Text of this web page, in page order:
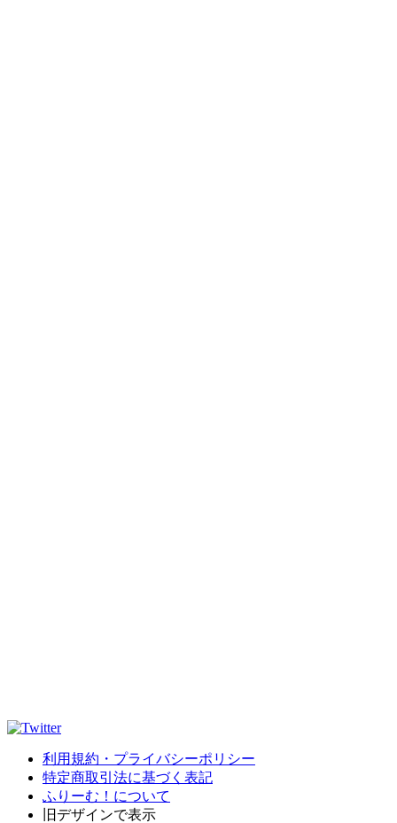
利用規約・プライバシーポリシー
特定商取引法に基づく表記
ふりーむ！について
旧デザインで表示